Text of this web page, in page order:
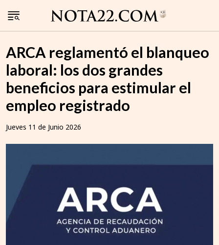
ARCA reglamentó el blanqueo
laboral: los dos grandes
beneficios para estimular el
empleo registrado
Jueves 11 de Junio 2026